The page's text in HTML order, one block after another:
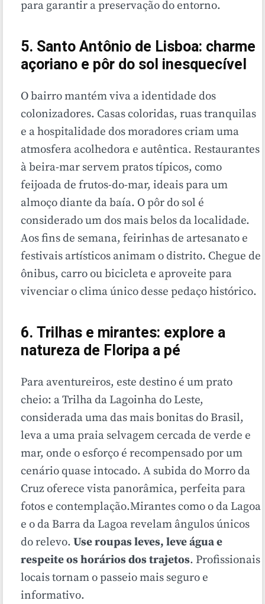
para garantir a preservação do entorno.
5. Santo Antônio de Lisboa: charme
açoriano e pôr do sol inesquecível
O bairro mantém viva a identidade dos
colonizadores. Casas coloridas, ruas tranquilas
e a hospitalidade dos moradores criam uma
atmosfera acolhedora e autêntica. Restaurantes
à beira-mar servem pratos típicos, como
feijoada de frutos-do-mar, ideais para um
almoço diante da baía. O pôr do sol é
considerado um dos mais belos da localidade.
Aos fins de semana, feirinhas de artesanato e
festivais artísticos animam o distrito. Chegue de
ônibus, carro ou bicicleta e aproveite para
vivenciar o clima único desse pedaço histórico.
6. Trilhas e mirantes: explore a
natureza de Floripa a pé
Para aventureiros, este destino é um prato
cheio: a Trilha da Lagoinha do Leste,
considerada uma das mais bonitas do Brasil,
leva a uma praia selvagem cercada de verde e
mar, onde o esforço é recompensado por um
cenário quase intocado. A subida do Morro da
Cruz oferece vista panorâmica, perfeita para
fotos e contemplação.Mirantes como o da Lagoa
e o da Barra da Lagoa revelam ângulos únicos
do relevo. Use roupas leves, leve água e
respeite os horários dos trajetos. Profissionais
locais tornam o passeio mais seguro e
informativo.